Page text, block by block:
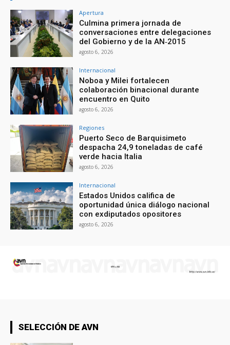
Apertura
Culmina primera jornada de
conversaciones entre delegaciones
del Gobierno y de la AN‑2015
agosto 6, 2026
Internacional
Noboa y Milei fortalecen
colaboración binacional durante
encuentro en Quito
agosto 6, 2026
Regiones
Puerto Seco de Barquisimeto
despacha 24,9 toneladas de café
verde hacia Italia
agosto 6, 2026
Internacional
Estados Unidos califica de
oportunidad única diálogo nacional
con exdiputados opositores
agosto 6, 2026
SELECCIÓN DE AVN